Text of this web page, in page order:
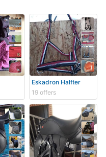
Eskadron Halfter
19 offers